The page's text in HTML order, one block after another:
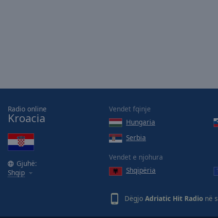
window.
Beginning
dialog
window.
will
cancel
Radio online
Kroacia
Gjuhë:
Shqip
Vendet fqinje
Hungaria
Serbia
Vendet e njohura
Shqipëria
Dëgjo Adriatic Hit Radio në